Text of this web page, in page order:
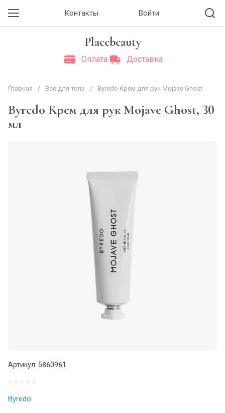
Контакты Войти
Placebeauty
Оплата Доставка
Главная / Все для тела / Byredo Крем для рук Mojave Ghost
Byredo Крем для рук Mojave Ghost, 30
мл
Артикул: 5860961
Byredo